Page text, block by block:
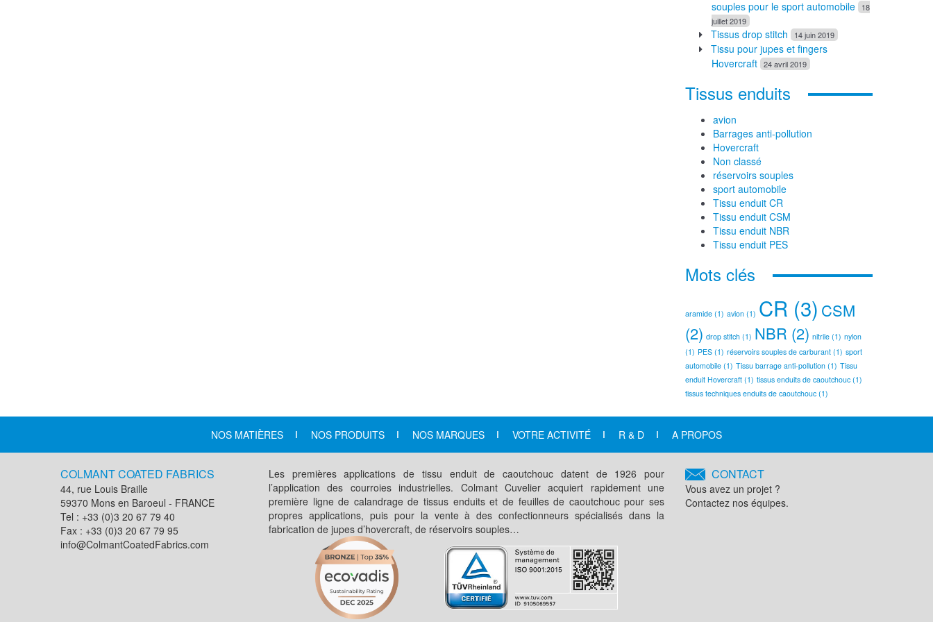
souples pour le sport automobile
18
juillet 2019
Tissus drop stitch 14 juin 2019
Tissu pour jupes et fingers
Hovercraft 24 avril 2019
Tissus enduits
avion
Barrages anti-pollution
Hovercraft
Non classé
réservoirs souples
sport automobile
Tissu enduit CR
Tissu enduit CSM
Tissu enduit NBR
Tissu enduit PES
Mots clés
aramide (1) avion (1) CR (3) CSM
(2) drop stitch (1) NBR (2) nitrile (1) nylon
(1) PES (1) réservoirs souples de carburant (1) sport
automobile (1) Tissu barrage anti-pollution (1) Tissu
enduit Hovercraft (1) tissus enduits de caoutchouc (1)
tissus techniques enduits de caoutchouc (1)
NOS MATIÈRES NOS PRODUITS NOS MARQUES VOTRE ACTIVITÉ R & D A PROPOS
COLMANT COATED FABRICS
44, rue Louis Braille
59370 Mons en Baroeul - FRANCE
Tel : +33 (0)3 20 67 79 40
Fax : +33 (0)3 20 67 79 95
info@ColmantCoatedFabrics.com
Les premières applications de tissu enduit de caoutchouc datent de 1926 pour
l’application des courroies industrielles. Colmant Cuvelier acquiert rapidement une
première ligne de calandrage de tissus enduits et de feuilles de caoutchouc pour ses
propres applications, puis pour la vente à des confectionneurs spécialisés dans la
fabrication de jupes d’hovercraft, de réservoirs souples…
CONTACT
Vous avez un projet ?
Contactez nos équipes.